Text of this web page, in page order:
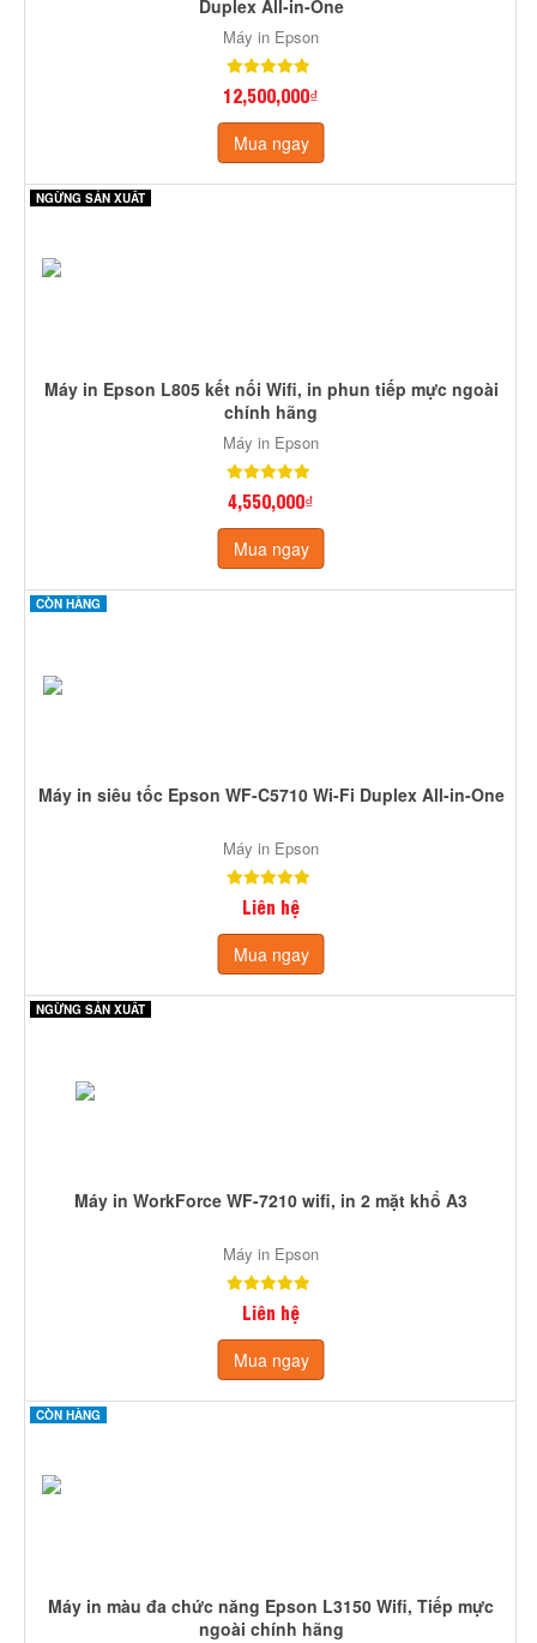
Duplex All-in-One
Máy in Epson
12,500,000₫
Mua ngay
NGỪNG SẢN XUẤT
Máy in Epson L805 kết nối Wifi, in phun tiếp mực ngoài
chính hãng
Máy in Epson
4,550,000₫
Mua ngay
CÒN HÀNG
Máy in siêu tốc Epson WF-C5710 Wi-Fi Duplex All-in-One
Máy in Epson
Liên hệ
Mua ngay
NGỪNG SẢN XUẤT
Máy in WorkForce WF-7210 wifi, in 2 mặt khổ A3
Máy in Epson
Liên hệ
Mua ngay
CÒN HÀNG
Máy in màu đa chức năng Epson L3150 Wifi, Tiếp mực
ngoài chính hãng